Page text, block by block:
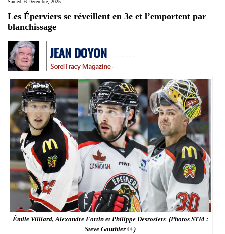
Samedi 6 Décembre, 2025
Les Éperviers se réveillent en 3e et l’emportent par
blanchissage
Émile Villiard, Alexandre Fortin et Philippe Desrosiers (Photos STM :
Steve Gauthier © )